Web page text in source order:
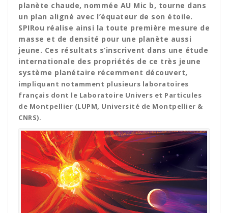
planète chaude, nommée AU Mic b, tourne dans
un plan aligné avec l’équateur de son étoile.
SPIRou réalise ainsi la toute première mesure de
masse et de densité pour une planète aussi
jeune. Ces résultats s’inscrivent dans une étude
internationale des propriétés de ce très jeune
système planétaire récemment découvert,
impliquant notamment plusieurs laboratoires
français dont le Laboratoire Univers et Particules
de Montpellier (LUPM, Université de Montpellier &
CNRS).